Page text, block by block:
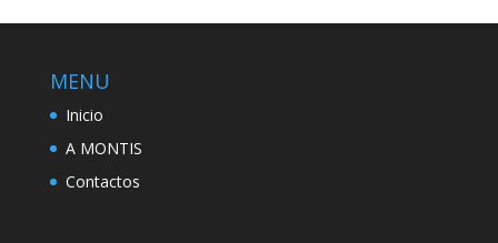
MENU
Inicio
A MONTIS
Contactos